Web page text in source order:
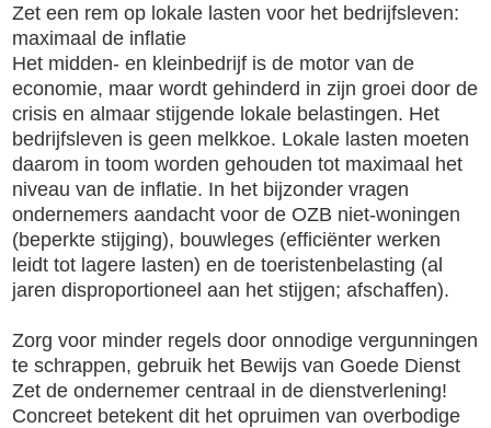
Zet een rem op lokale lasten voor het bedrijfsleven:
maximaal de inflatie
Het midden- en kleinbedrijf is de motor van de
economie, maar wordt gehinderd in zijn groei door de
crisis en almaar stijgende lokale belastingen. Het
bedrijfsleven is geen melkkoe. Lokale lasten moeten
daarom in toom worden gehouden tot maximaal het
niveau van de inflatie. In het bijzonder vragen
ondernemers aandacht voor de OZB niet-woningen
(beperkte stijging), bouwleges (efficiënter werken
leidt tot lagere lasten) en de toeristenbelasting (al
jaren disproportioneel aan het stijgen; afschaffen).
Zorg voor minder regels door onnodige vergunningen
te schrappen, gebruik het Bewijs van Goede Dienst
Zet de ondernemer centraal in de dienstverlening!
Concreet betekent dit het opruimen van overbodige